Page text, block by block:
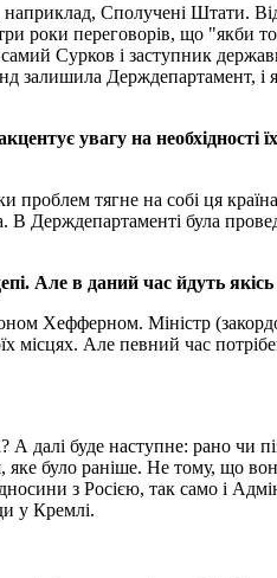
Сполучені Штати.
роки переговорів, що "якби
Сурков і заступник
залишила Держдепартамент,
увагу на
тягне на собі ця
Держдепартаменті була
Але в даний час йдуть
Хефферном. Міністр
місцях. Але певний час
далі буде наступне: рано чи
було раніше. Не тому, що
з Росією, так само і
у Кремлі.